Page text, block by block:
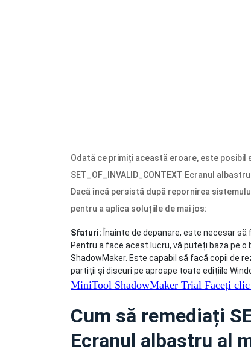
Odată ce primiți această eroare, este posibil
SET_OF_INVALID_CONTEXT Ecranul
Dacă încă persistă după repornirea
pentru a aplica soluțiile de mai jos:
Sfaturi: Înainte de depanare, este necesar
Pentru a face acest lucru, vă puteți baza pe
ShadowMaker. Este capabil să facă copii de
partiții și discuri pe aproape toate edițiile
MiniTool ShadowMaker Trial Faceți clic
Cum să remediați
Ecranul albastru al